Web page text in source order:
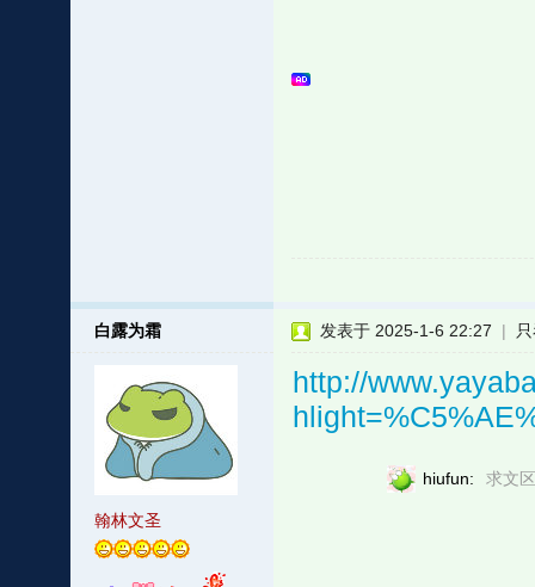
白露为霜
翰林文圣
发表于 2025-1-6 22:27 |
http://
hiufun: 求文